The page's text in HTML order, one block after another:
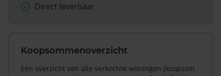
Direct leverbaar
Koopsommenoverzicht
Een overzicht van alle verkochte woningen (koopsom